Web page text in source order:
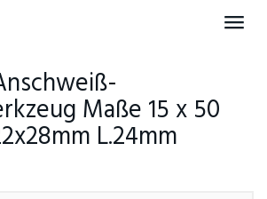
Maße 15 x 50
L.24mm